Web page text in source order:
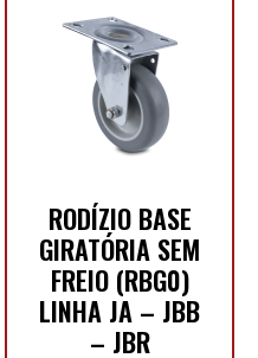
RODÍZIO BASE
GIRATÓRIA SEM
FREIO (RBG0)
LINHA JA – JBB
– JBR